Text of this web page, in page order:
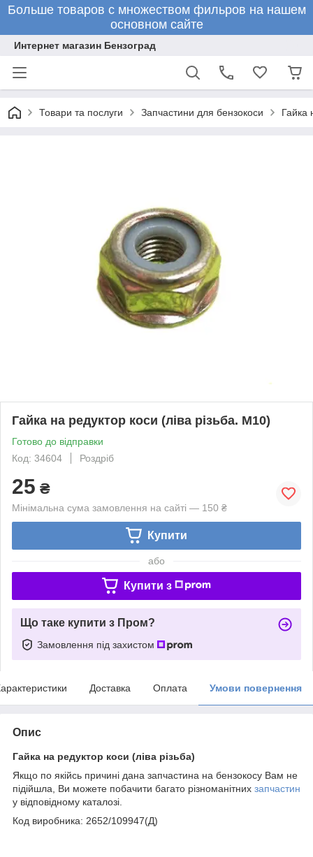
Больше товаров с множеством фильров на нашем
основном сайте
Интернет магазин Бензоград
Товари та послуги Запчастини для бензокоси Гайка
Гайка на редуктор коси (ліва різьба. М10)
Готово до відправки
Код: 34604
Роздріб
25 ₴
Мінімальна сума замовлення на сайті — 150 ₴
Купити
або
Купити з
Що таке купити з Пром?
Замовлення під захистом
Доставка Оплата Умови повернення
Опис
Гайка на редуктор коси (ліва різьба)
Якщо по якійсь причині дана запчастина на бензокосу Вам не
підійшла, Ви можете побачити багато різноманітних запчастин
у відповідному каталозі.
Код виробника: 2652/109947(Д)